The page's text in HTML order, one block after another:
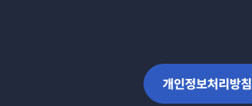
개인정보처리방침